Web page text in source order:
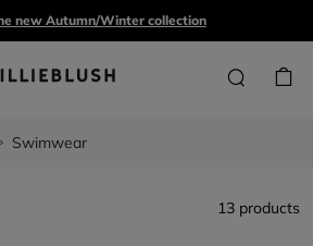
new Autumn/Winter collection
Swimwear
13 products